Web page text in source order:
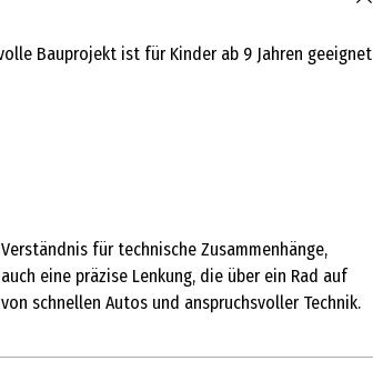
Bauprojekt ist für Kinder ab 9 Jahren geeignet
für technische Zusammenhänge,
eine präzise Lenkung, die über ein Rad auf
schnellen Autos und anspruchsvoller Technik.